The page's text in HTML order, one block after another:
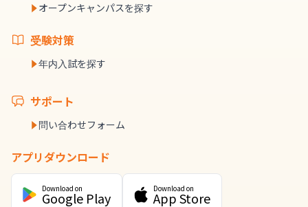
オープンキャンパスを探す
受験対策
年内入試を探す
サポート
問い合わせフォーム
アプリダウンロード
Download on
Google Play
Download on
App Store